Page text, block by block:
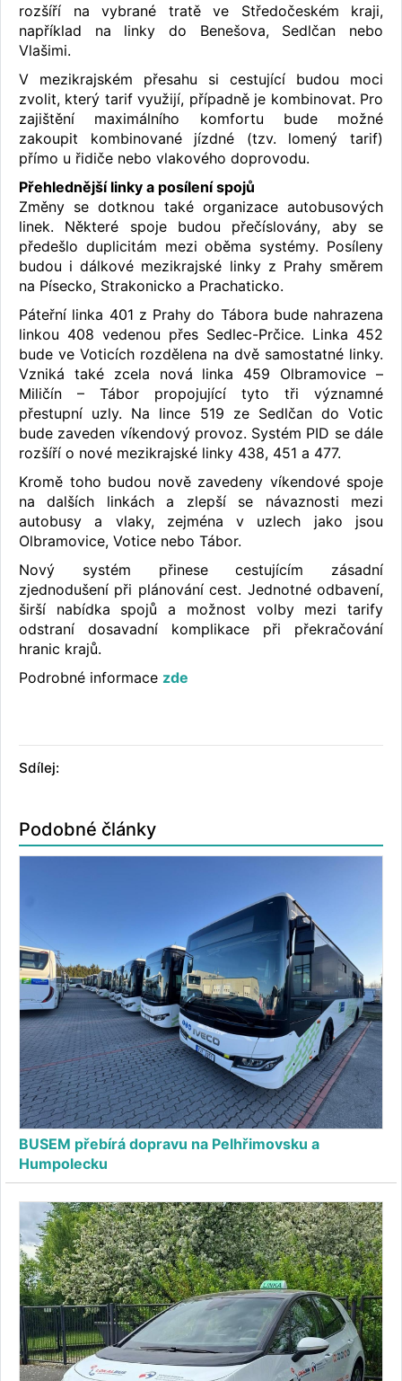
rozšíří na vybrané tratě ve Středočeském kraji,
například na linky do Benešova, Sedlčan nebo
Vlašimi.
V mezikrajském přesahu si cestující budou moci
zvolit, který tarif využijí, případně je kombinovat. Pro
zajištění maximálního komfortu bude možné
zakoupit kombinované jízdné (tzv. lomený tarif)
přímo u řidiče nebo vlakového doprovodu.
Přehlednější linky a posílení spojů
Změny se dotknou také organizace autobusových
linek. Některé spoje budou přečíslovány, aby se
předešlo duplicitám mezi oběma systémy. Posíleny
budou i dálkové mezikrajské linky z Prahy směrem
na Písecko, Strakonicko a Prachaticko.
Páteřní linka 401 z Prahy do Tábora bude nahrazena
linkou 408 vedenou přes Sedlec-Prčice. Linka 452
bude ve Voticích rozdělena na dvě samostatné linky.
Vzniká také zcela nová linka 459 Olbramovice –
Miličín – Tábor propojující tyto tři významné
přestupní uzly. Na lince 519 ze Sedlčan do Votic
bude zaveden víkendový provoz. Systém PID se dále
rozšíří o nové mezikrajské linky 438, 451 a 477.
Kromě toho budou nově zavedeny víkendové spoje
na dalších linkách a zlepší se návaznosti mezi
autobusy a vlaky, zejména v uzlech jako jsou
Olbramovice, Votice nebo Tábor.
Nový systém přinese cestujícím zásadní
zjednodušení při plánování cest. Jednotné odbavení,
širší nabídka spojů a možnost volby mezi tarify
odstraní dosavadní komplikace při překračování
hranic krajů.
Podrobné informace zde
Sdílej:
Podobné články
BUSEM přebírá dopravu na Pelhřimovsku a
Humpolecku